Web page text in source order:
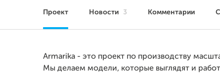
Проект Новости 3 Комментарии
Armarika - это проект по производству
Мы делаем модели, которые выглядят и